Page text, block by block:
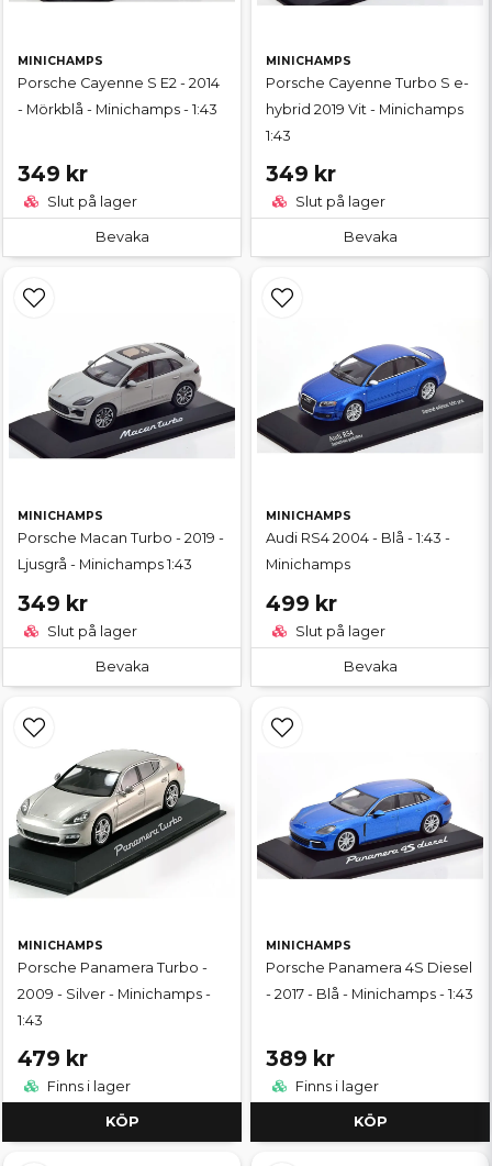
MINICHAMPS
Porsche Cayenne S E2 - 2014
- Mörkblå - Minichamps - 1:43
349 kr
Slut på lager
Bevaka
MINICHAMPS
Porsche Cayenne Turbo S e-
hybrid 2019 Vit - Minichamps
1:43
349 kr
Slut på lager
Bevaka
MINICHAMPS
Porsche Macan Turbo - 2019 -
Ljusgrå - Minichamps 1:43
349 kr
Slut på lager
Bevaka
MINICHAMPS
Audi RS4 2004 - Blå - 1:43 -
Minichamps
499 kr
Slut på lager
Bevaka
MINICHAMPS
Porsche Panamera Turbo -
2009 - Silver - Minichamps -
1:43
479 kr
Finns i lager
KÖP
MINICHAMPS
Porsche Panamera 4S Diesel
- 2017 - Blå - Minichamps - 1:43
389 kr
Finns i lager
KÖP